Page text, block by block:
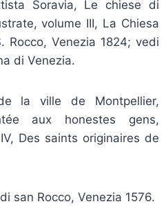
Soravia, Le chiese di
volume III, La Chiesa
Rocco, Venezia 1824; vedi
di Venezia.
la ville de Montpellier,
aux honestes gens,
Des saints originaires de
san Rocco, Venezia 1576.